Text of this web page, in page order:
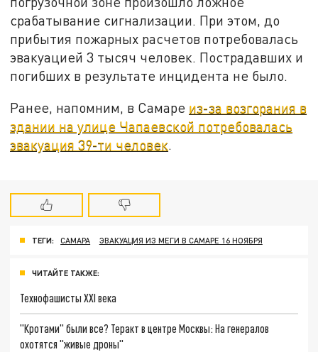
срабатывание сигнализации. При этом, до
прибытия пожарных расчетов потребовалась
эвакуацией 3 тысяч человек. Пострадавших и
погибших в результате инцидента не было.
Ранее, напомним, в Самаре из-за возгорания в
здании на улице Чапаевской потребовалась
эвакуация 39-ти человек.
ТЕГИ: САМАРА ЭВАКУАЦИЯ ИЗ МЕГИ В САМАРЕ 16 НОЯБРЯ
ЧИТАЙТЕ ТАКЖЕ:
Технофашисты XXI века
"Кротами" были все? Теракт в центре Москвы: На генералов
охотятся "живые дроны"